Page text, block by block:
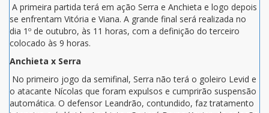
A primeira partida terá em ação Serra e Anchieta e logo depois
se enfrentam Vitória e Viana. A grande final será realizada no
dia 1º de outubro, às 11 horas, com a definição do terceiro
colocado às 9 horas.
Anchieta x Serra
No primeiro jogo da semifinal, Serra não terá o goleiro Levid e
o atacante Nícolas que foram expulsos e cumprirão suspensão
automática. O defensor Leandrão, contundido, faz tratamento